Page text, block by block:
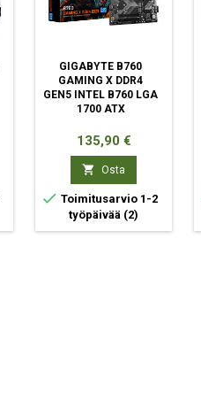
GIGABYTE B760
GAMING X DDR4
GEN5 INTEL B760 LGA
1700 ATX
Hinta
135,90 €
 Osta
 Toimitusarvio 1-2
työpäivää (2)